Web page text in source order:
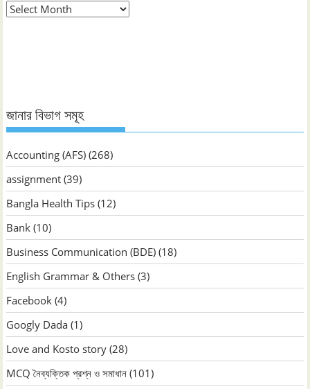
মাস
জানার বিভাগ সমূহ
Accounting (AFS) (268)
assignment (39)
Bangla Health Tips (12)
Bank (10)
Business Communication (BDE) (18)
English Grammar & Others (3)
Facebook (4)
Googly Dada (1)
Love and Kosto story (28)
MCQ নৈব্যক্তিক প্রশ্ন ও সমাধান (101)